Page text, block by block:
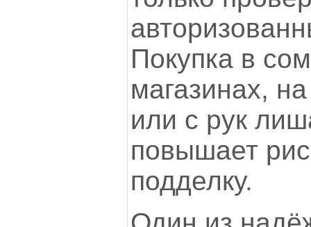
Покупка в
магазинах,
или с рук
повышает
подделку.